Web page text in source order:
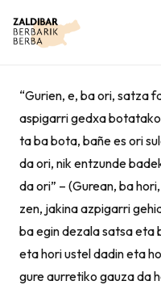
“Gurien, e, ba ori, satza
aspigarri gedxa
ta ba bota, bañe es ori
da ori, nik entzunde
da ori” – (Gurean, ba
zen, jakina azpigarri
ba egin dezala satsa eta
eta hori ustel dadin eta
gure aurretiko gauza da